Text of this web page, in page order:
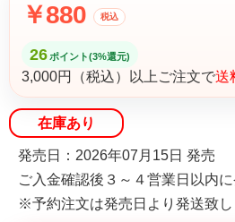
￥880 税込
26 ポイント(3%還元)
3,000円（税込）以上ご注文で送
在庫あり
発売日：2026年07月15日 発売
ご入金確認後３～４営業日以内
※予約注文は発売日より発送致し